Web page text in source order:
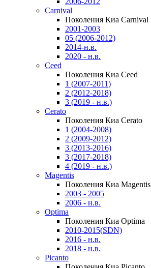
Carnival
Поколения Киа Carnival
2001-2003
05 (2006-2012)
2014-н.в.
2020 - н.в.
Ceed
Поколения Киа Ceed
1 (2007-2011)
2 (2012-2018)
3 (2019 - н.в.)
Cerato
Поколения Киа Cerato
1 (2004-2008)
2 (2009-2012)
3 (2013-2016)
3 (2017-2018)
4 (2019 - н.в.)
Magentis
Поколения Киа Magentis
2003 - 2005
2006 - н.в.
Optima
Поколения Киа Optima
2010-2015(SDN)
2016 - н.в.
2018 - н.в.
Picanto